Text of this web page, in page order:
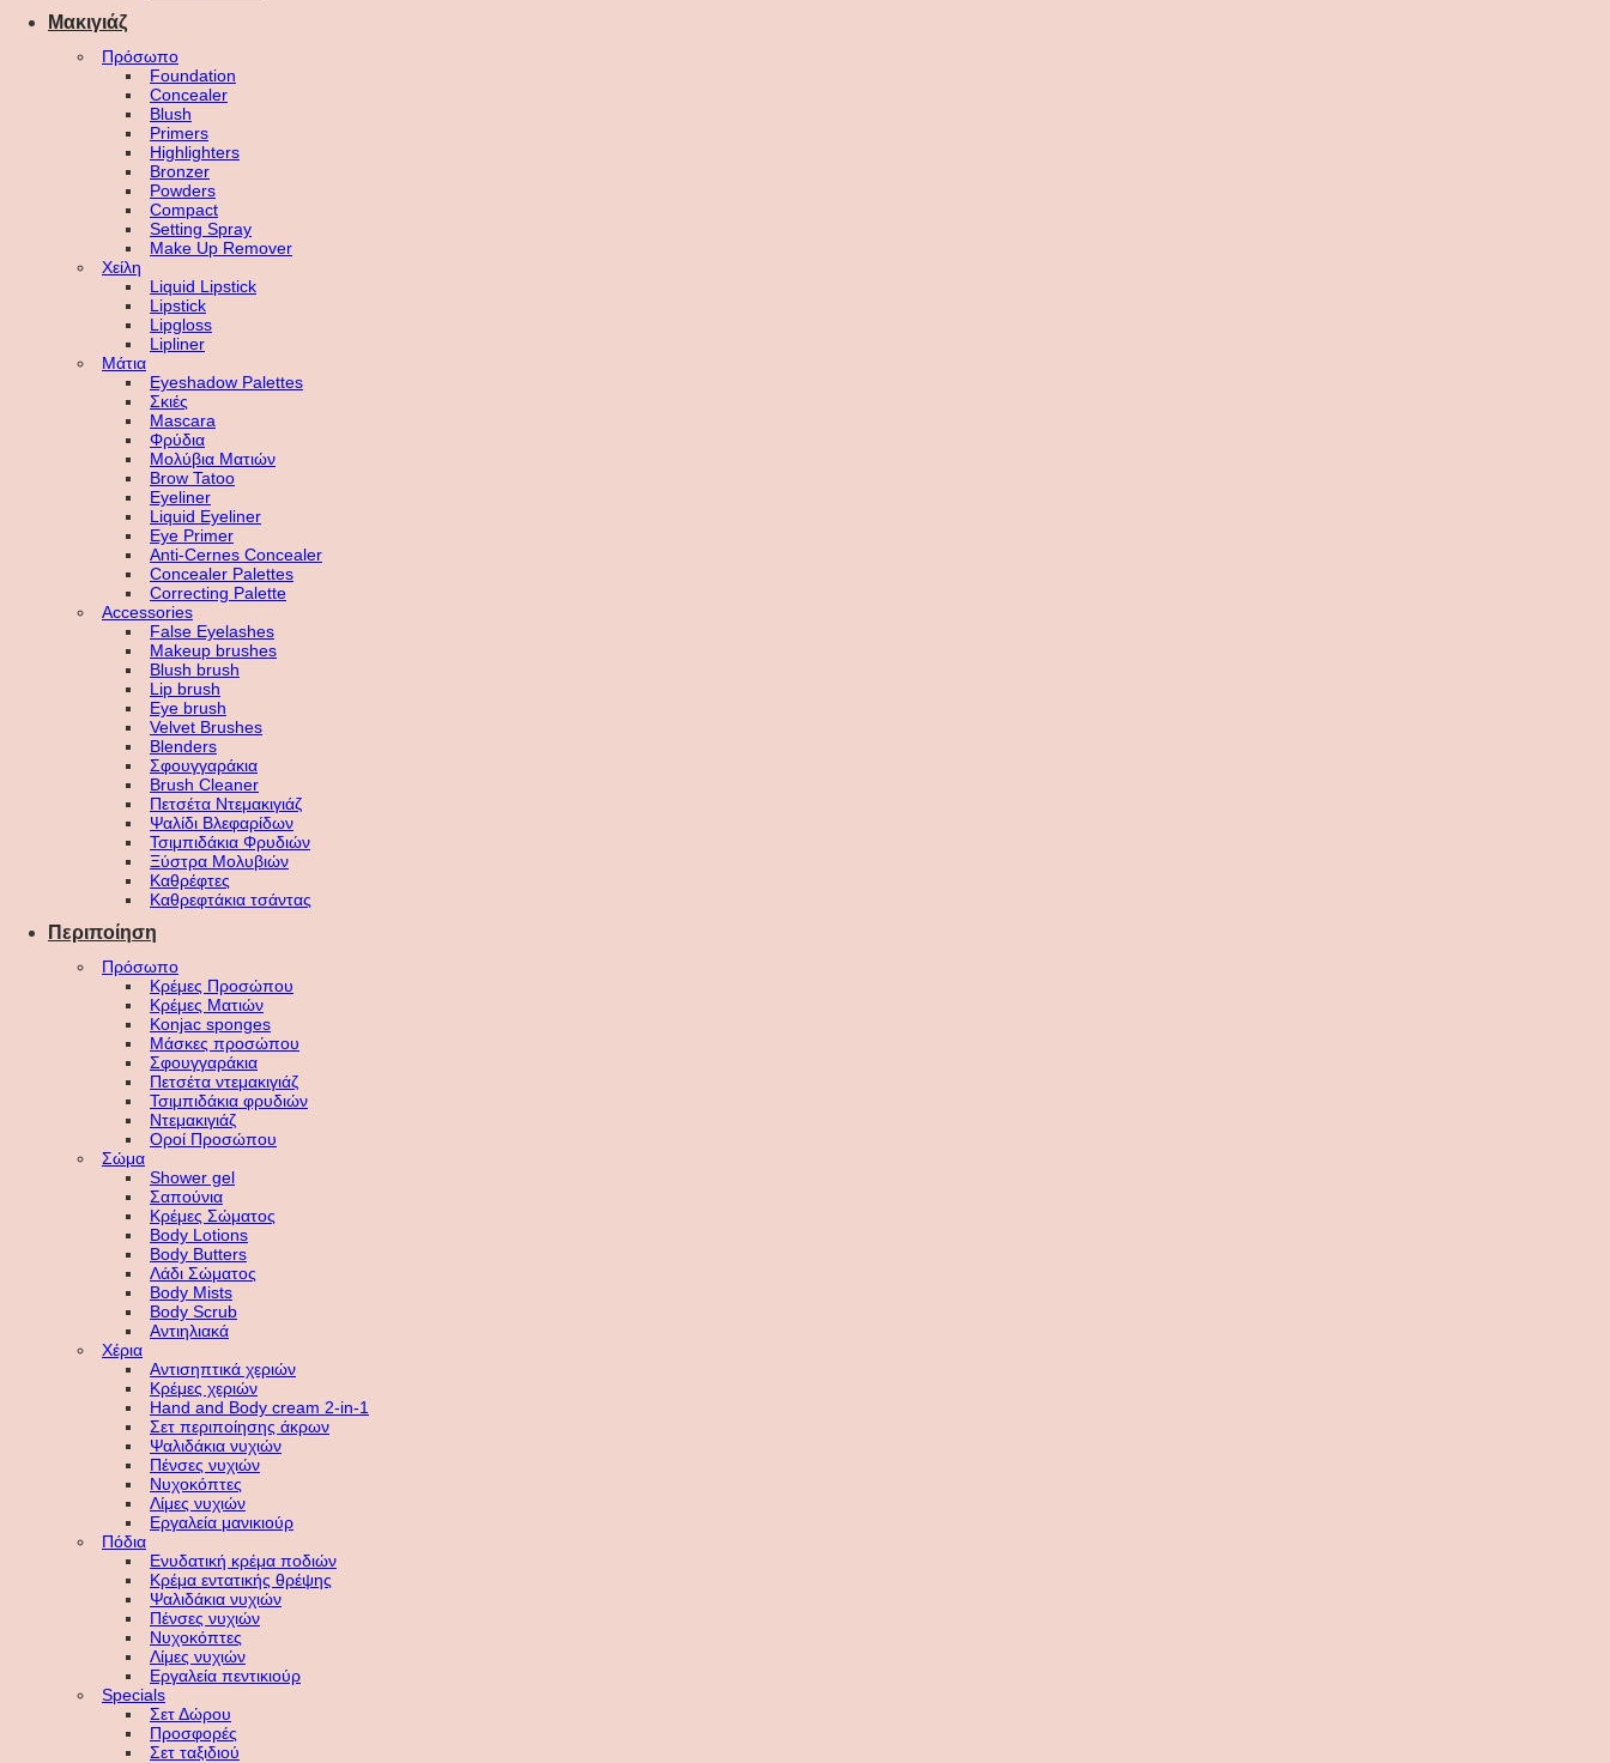
Μακιγιάζ
Πρόσωπο
Foundation
Concealer
Blush
Primers
Highlighters
Bronzer
Powders
Compact
Setting Spray
Make Up Remover
Χείλη
Liquid Lipstick
Lipstick
Lipgloss
Lipliner
Μάτια
Eyeshadow Palettes
Σκιές
Mascara
Φρύδια
Μολύβια Ματιών
Brow Tatoo
Eyeliner
Liquid Eyeliner
Eye Primer
Anti-Cernes Concealer
Concealer Palettes
Correcting Palette
Accessories
False Eyelashes
Makeup brushes
Blush brush
Lip brush
Eye brush
Velvet Brushes
Blenders
Σφουγγαράκια
Brush Cleaner
Πετσέτα Ντεμακιγιάζ
Ψαλίδι Βλεφαρίδων
Τσιμπιδάκια Φρυδιών
Ξύστρα Μολυβιών
Καθρέφτες
Καθρεφτάκια τσάντας
Περιποίηση
Πρόσωπο
Κρέμες Προσώπου
Κρέμες Ματιών
Konjac sponges
Μάσκες προσώπου
Σφουγγαράκια
Πετσέτα ντεμακιγιάζ
Τσιμπιδάκια φρυδιών
Ντεμακιγιάζ
Οροί Προσώπου
Σώμα
Shower gel
Σαπούνια
Κρέμες Σώματος
Body Lotions
Body Butters
Λάδι Σώματος
Body Mists
Body Scrub
Αντιηλιακά
Χέρια
Αντισηπτικά χεριών
Κρέμες χεριών
Hand and Body cream 2-in-1
Σετ περιποίησης άκρων
Ψαλιδάκια νυχιών
Πένσες νυχιών
Νυχοκόπτες
Λίμες νυχιών
Εργαλεία μανικιούρ
Πόδια
Ενυδατική κρέμα ποδιών
Κρέμα εντατικής θρέψης
Ψαλιδάκια νυχιών
Πένσες νυχιών
Νυχοκόπτες
Λίμες νυχιών
Εργαλεία πεντικιούρ
Specials
Σετ Δώρου
Προσφορές
Σετ ταξιδιού